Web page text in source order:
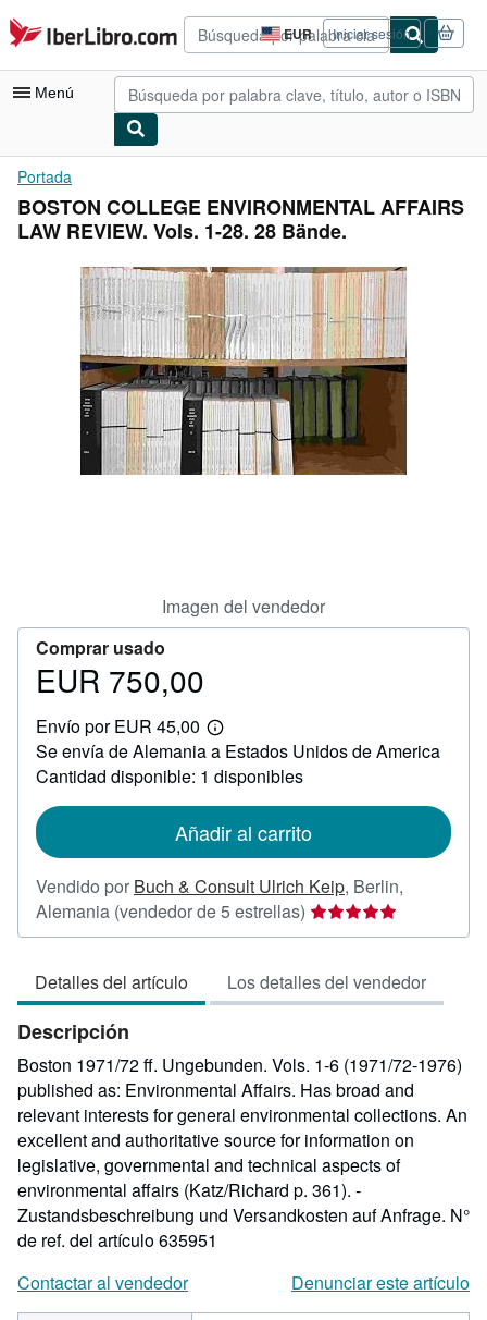
Pasar al contenido principal
IberLibro.com EUR
Preferencias
de
compra
del
Iniciar sesión
Menú
Mi cuenta
Consultar mis pedidos
Colecciones
Libros antiguos
Arte y coleccionismo
Vendedores
Comenzar a vender
Portada
BOSTON COLLEGE ENVIRONMENTAL AFFAIRS
LAW REVIEW. Vols. 1-28. 28 Bände.
Imagen del vendedor
Comprar usado
Precio
750,00
EUR 750,00
Envío por EUR 45,00
Más
información
sobre
las
envío
Se envía de Alemania a Estados Unidos de America
Cantidad disponible: 1 disponibles
Añadir al carrito
Vendido por Buch & Consult Ulrich Keip, Berlin,
Alemania (vendedor de 5 estrellas) Calificación
del
5
de
estrellas
Detalles del artículo Los detalles del vendedor
Descripción
Boston 1971/72 ff. Ungebunden. Vols. 1-6 (1971/72-1976)
published as: Environmental Affairs. Has broad and
relevant interests for general environmental collections. An
excellent and authoritative source for information on
legislative, governmental and technical aspects of
environmental affairs (Katz/Richard p. 361). -
Zustandsbeschreibung und Versandkosten auf Anfrage. N°
de ref. del artículo 635951
Contactar al vendedor
Denunciar este artículo